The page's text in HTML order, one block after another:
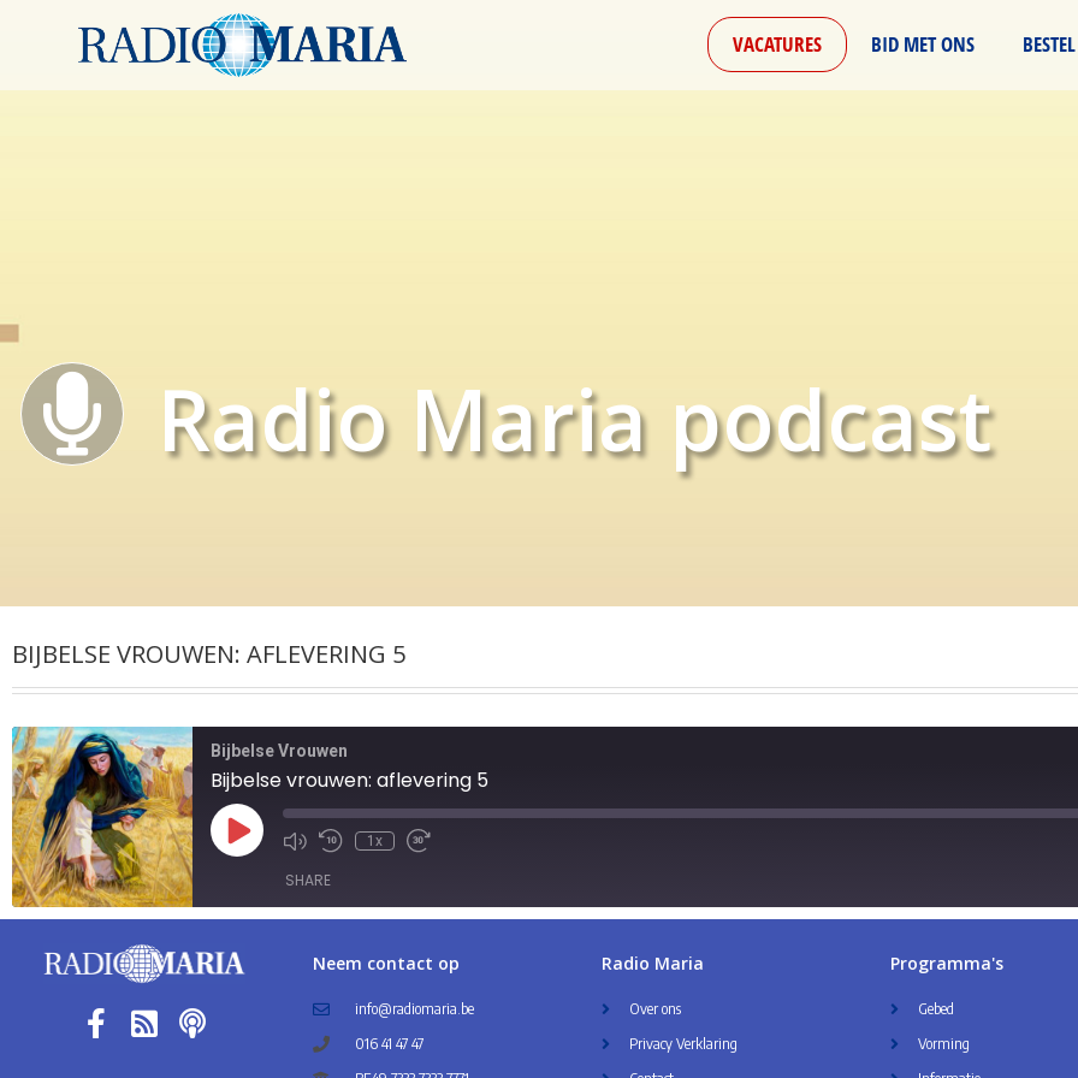
VACATURES BID MET ONS BESTEL
Radio Maria podcast
BIJBELSE VROUWEN: AFLEVERING 5
Bijbelse Vrouwen
Bijbelse vrouwen: aflevering 5
1x
SHARE
SHARE Neem contact op
info@radiomaria.be
016 41 47 47
Radio Maria
Over ons
Privacy Verklaring
Programma's
Gebed
Vorming